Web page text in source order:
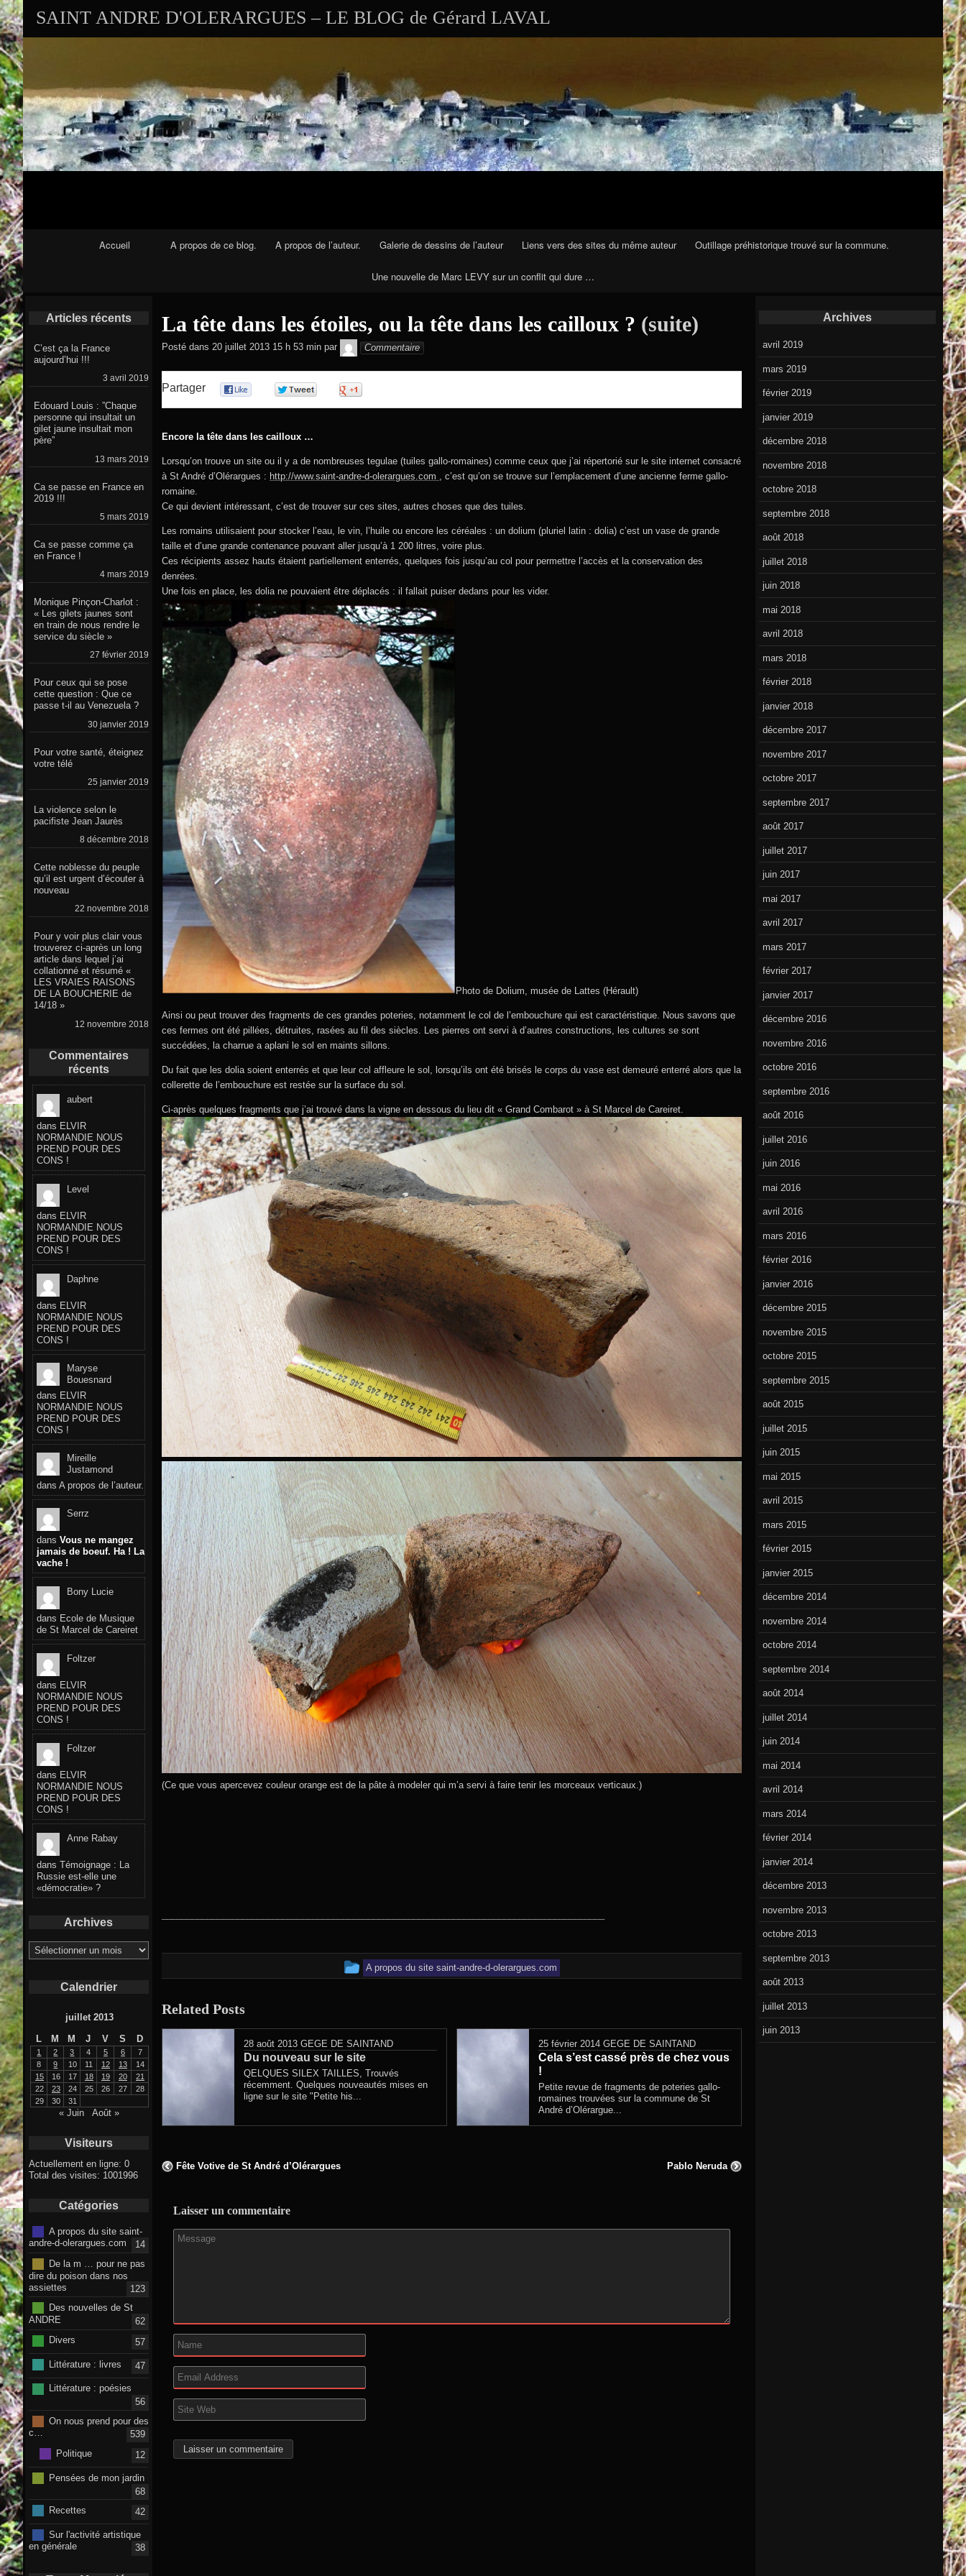
SAINT ANDRE D'OLERARGUES – LE BLOG de Gérard LAVAL
Navigation Principale
Accueil A propos de ce blog. A propos de l’auteur. Galerie de dessins de l’auteur Liens vers des sites du même auteur Outillage préhistorique trouvé sur la commune.
Une nouvelle de Marc LEVY sur un conflit qui dure …
La tête dans les étoiles, ou la tête dans les cailloux ? (suite)
Posté dans 20 juillet 2013 15 h 53 min par GEGE DE SAINTAND
Commentaire
Partager
Encore la tête dans les cailloux …
Lorsqu’on trouve un site ou il y a de nombreuses tegulae (tuiles gallo-romaines) comme ceux que j’ai répertorié sur le site internet consacré
à St André d’Olérargues : http://www.saint-andre-d-olerargues.com , c’est qu’on se trouve sur l’emplacement d’une ancienne ferme gallo-
romaine.
Ce qui devient intéressant, c’est de trouver sur ces sites, autres choses que des tuiles.
Les romains utilisaient pour stocker l’eau, le vin, l’huile ou encore les céréales : un dolium (pluriel latin : dolia) c’est un vase de grande
taille et d’une grande contenance pouvant aller jusqu’à 1 200 litres, voire plus.
Ces récipients assez hauts étaient partiellement enterrés, quelques fois jusqu’au col pour permettre l’accès et la conservation des
denrées.
Une fois en place, les dolia ne pouvaient être déplacés : il fallait puiser dedans pour les vider.
Photo de Dolium, musée de Lattes (Hérault)
Ainsi ou peut trouver des fragments de ces grandes poteries, notamment le col de l’embouchure qui est caractéristique. Nous savons que
ces fermes ont été pillées, détruites, rasées au fil des siècles. Les pierres ont servi à d’autres constructions, les cultures se sont
succédées, la charrue a aplani le sol en maints sillons.
Du fait que les dolia soient enterrés et que leur col affleure le sol, lorsqu’ils ont été brisés le corps du vase est demeuré enterré alors que la
collerette de l’embouchure est restée sur la surface du sol.
Ci-après quelques fragments que j’ai trouvé dans la vigne en dessous du lieu dit « Grand Combarot » à St Marcel de Careiret.
(Ce que vous apercevez couleur orange est de la pâte à modeler qui m’a servi à faire tenir les morceaux verticaux.)
Cet article a été publié dans
A propos du site saint-andre-d-olerargues.com
Related Posts
28 août 2013 GEGE DE SAINTAND
Du nouveau sur le site
QELQUES SILEX TAILLES, Trouvés
récemment. Quelques nouveautés mises en
ligne sur le site "Petite his...
25 février 2014 GEGE DE SAINTAND
Cela s’est cassé près de chez vous
!
Petite revue de fragments de poteries gallo-
romaines trouvées sur la commune de St
André d’Olérargue...
Fête Votive de St André d’Olérargues Pablo Neruda
Laisser un commentaire
Archives
avril 2019
mars 2019
février 2019
janvier 2019
décembre 2018
novembre 2018
octobre 2018
septembre 2018
août 2018
juillet 2018
juin 2018
mai 2018
avril 2018
mars 2018
février 2018
janvier 2018
décembre 2017
novembre 2017
octobre 2017
septembre 2017
août 2017
juillet 2017
juin 2017
mai 2017
avril 2017
mars 2017
février 2017
janvier 2017
décembre 2016
novembre 2016
octobre 2016
septembre 2016
août 2016
juillet 2016
juin 2016
mai 2016
avril 2016
mars 2016
février 2016
janvier 2016
décembre 2015
novembre 2015
octobre 2015
septembre 2015
août 2015
juillet 2015
juin 2015
mai 2015
avril 2015
mars 2015
février 2015
janvier 2015
décembre 2014
novembre 2014
octobre 2014
septembre 2014
août 2014
juillet 2014
juin 2014
mai 2014
avril 2014
mars 2014
février 2014
janvier 2014
décembre 2013
novembre 2013
octobre 2013
septembre 2013
août 2013
juillet 2013
juin 2013
Articles récents
C’est ça la France
aujourd’hui !!!
3 avril 2019
Edouard Louis : ”Chaque
personne qui insultait un
gilet jaune insultait mon
père”
13 mars 2019
Ca se passe en France en
2019 !!!
5 mars 2019
Ca se passe comme ça
en France !
4 mars 2019
Monique Pinçon-Charlot :
« Les gilets jaunes sont
en train de nous rendre le
service du siècle »
27 février 2019
Pour ceux qui se pose
cette question : Que ce
passe t-il au Venezuela ?
30 janvier 2019
Pour votre santé, éteignez
votre télé
25 janvier 2019
La violence selon le
pacifiste Jean Jaurès
8 décembre 2018
Cette noblesse du peuple
qu’il est urgent d’écouter à
nouveau
22 novembre 2018
Pour y voir plus clair vous
trouverez ci-après un long
article dans lequel j’ai
collationné et résumé «
LES VRAIES RAISONS
DE LA BOUCHERIE de
14/18 »
12 novembre 2018
Commentaires
récents
aubert
dans ELVIR
NORMANDIE NOUS
PREND POUR DES
CONS !
Level
dans ELVIR
NORMANDIE NOUS
PREND POUR DES
CONS !
Daphne
dans ELVIR
NORMANDIE NOUS
PREND POUR DES
CONS !
Maryse
Bouesnard
dans ELVIR
NORMANDIE NOUS
PREND POUR DES
CONS !
Mireille
Justamond
dans A propos de l’auteur.
Serrz
dans Vous ne mangez
jamais de boeuf. Ha ! La
vache !
Bony Lucie
dans Ecole de Musique
de St Marcel de Careiret
Foltzer
dans ELVIR
NORMANDIE NOUS
PREND POUR DES
CONS !
Foltzer
dans ELVIR
NORMANDIE NOUS
PREND POUR DES
CONS !
Anne Rabay
dans Témoignage : La
Russie est-elle une
«démocratie» ?
Archives
Archives
Calendrier
juillet 2013
L
M M J V S D
1 2 3 4 5 6
7
8
9 10 11 12 13
14
15
16 17 18 19 20
21
22
23 24 25 26 27
28
29
30 31
« Juin Août »
Visiteurs
Actuellement en ligne: 0
Total des visites: 1001996
Catégories
A propos du site saint-
andre-d-olerargues.com
14
De la m … pour ne pas
dire du poison dans nos
assiettes
123
Des nouvelles de St
ANDRE
62
Divers
57
Littérature : livres 47
Littérature : poésies
56
On nous prend pour des
c…
539
Politique
12
Pensées de mon jardin
68
Recettes
42
Sur l'activité artistique
en générale
38